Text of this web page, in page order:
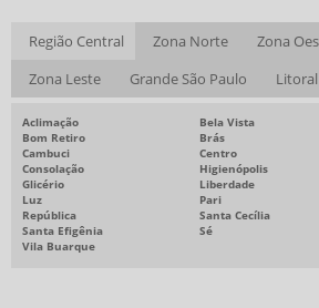
ETIQUETAS RESINADAS AUTO-ADESIVAS
FÁBRICA DE RÓTULOS ADESIVOS
FORNECEDOR DE ETIQUETAS
FORNECEDOR DE ETIQUETAS ADESIVAS
IMPRESSÃO DE ETIQUETAS ADESIVAS
RÓTULOS ADESIVOS SP
EMPRESAS DE ETIQUETAS E RÓTULOS ADESIVOS
Região Central Zona Norte Zona
Zona Leste
Grande São Paulo
Aclimação
Bela Vista
Bom Retiro
Brás
Cambuci
Centro
Consolação
Higienópolis
Glicério
Liberdade
Luz
Pari
República
Santa Cecília
Santa Efigênia
Sé
Vila Buarque